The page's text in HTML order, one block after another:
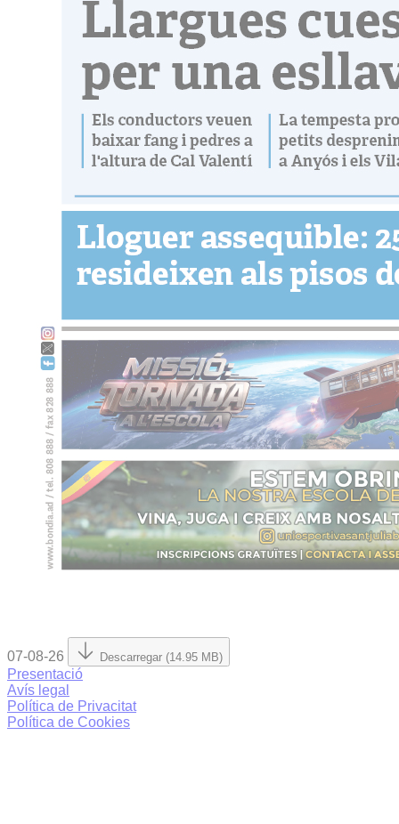
07-08-26 Descarregar (14.95 MB)
Presentació
Avís legal
Política de Privacitat
Política de Cookies